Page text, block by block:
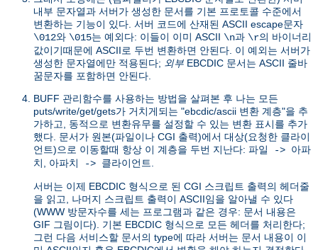
내부 문자열과 서버가 생성한 문서를 기본 프로토콜 수준에서
변환하는 기능이 있다. 서버 코드에 산재된 ASCII escape문자
\012와 \015는 예외다: 이들이 이미 ASCII \n과 \r의 바이너리
값이기때문에 ASCII로 두번 변환하면 안된다. 이 예외는 서버가
생성한 문자열에만 적용된다; 외부 EBCDIC 문서는 ASCII 줄바
꿈문자를 포함하면 안된다.
BUFF 관리함수를 사용하는 방법을 살펴본 후 나는 모든
puts/write/get/gets가 거치게되는 "ebcdic/ascii 변환 계층"을 추
가하고, 동적으로 변환유무를 설정할 수 있는 변환 표시를 추가
했다. 문서가 원본(파일이나 CGI 출력)에서 대상(요청한 클라이
언트)으로 이동할때 항상 이 계층을 두번 지난다: 파일 -> 아파
치
아파치 -> 클라이언트
서버는 이제 EBCDIC 형식으로 된 CGI 스크립트 출력의 헤더줄
을 읽고, 나머지 스크립트 출력이 ASCII임을 알아낼 수 있다
(WWW 방문자수를 세는 프로그램과 같은 경우: 문서 내용은
GIF 그림이다). 기본 EBCDIC 형식으로 모든 헤더를 처리한다;
그런 다음 서비스할 문서의 type에 따라 서버는 문서 내용이 이